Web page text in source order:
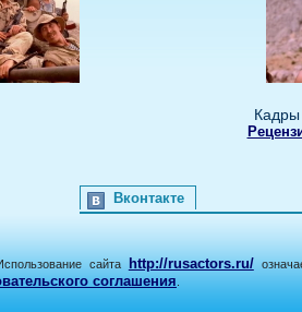
Вконтакте
сайта http://rusactors.ru/
соглашения